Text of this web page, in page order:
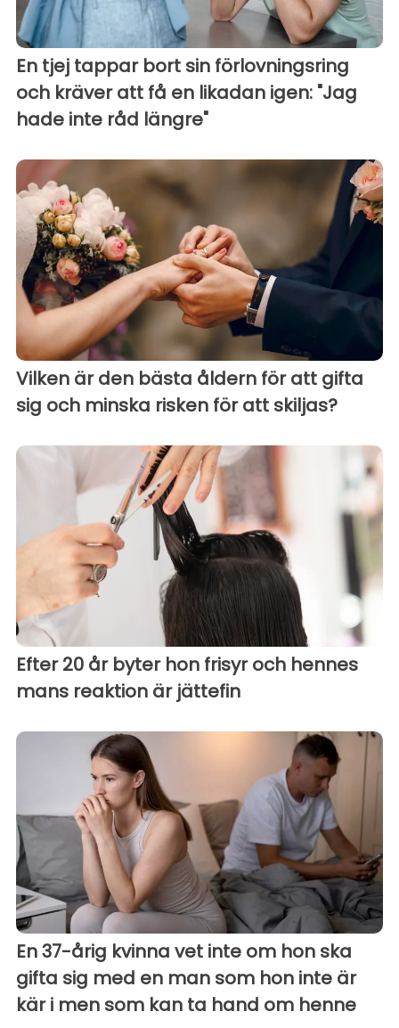
En tjej tappar bort sin förlovningsring
och kräver att få en likadan igen: "Jag
hade inte råd längre"
Vilken är den bästa åldern för att gifta
sig och minska risken för att skiljas?
Efter 20 år byter hon frisyr och hennes
mans reaktion är jättefin
En 37-årig kvinna vet inte om hon ska
gifta sig med en man som hon inte är
kär i men som kan ta hand om henne